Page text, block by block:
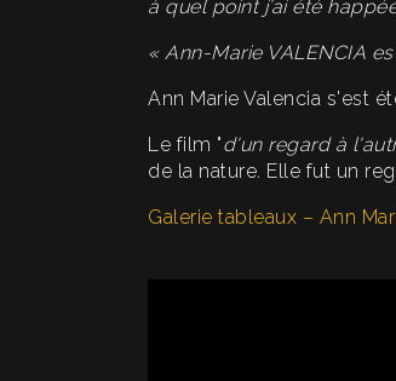
à quel point j’ai été
« Ann-Marie VALENCIA
Ann Marie Valencia s'est
Le film "d'un regard à
de la nature. Elle fut un
Galerie tableaux – Ann